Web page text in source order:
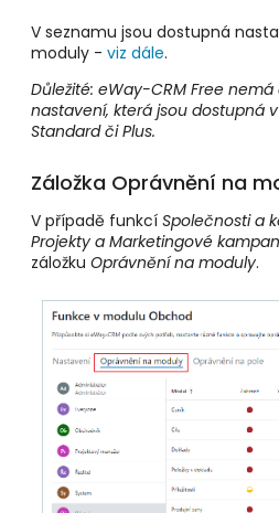
V seznamu jsou dostupná
moduly - viz dále.
Důležité: eWay-CRM Free
nastavení, která jsou dostupná
Standard či Plus.
Záložka Oprávnění na
V případě funkcí Společnosti a
Projekty a Marketingové
záložku Oprávnění na moduly.